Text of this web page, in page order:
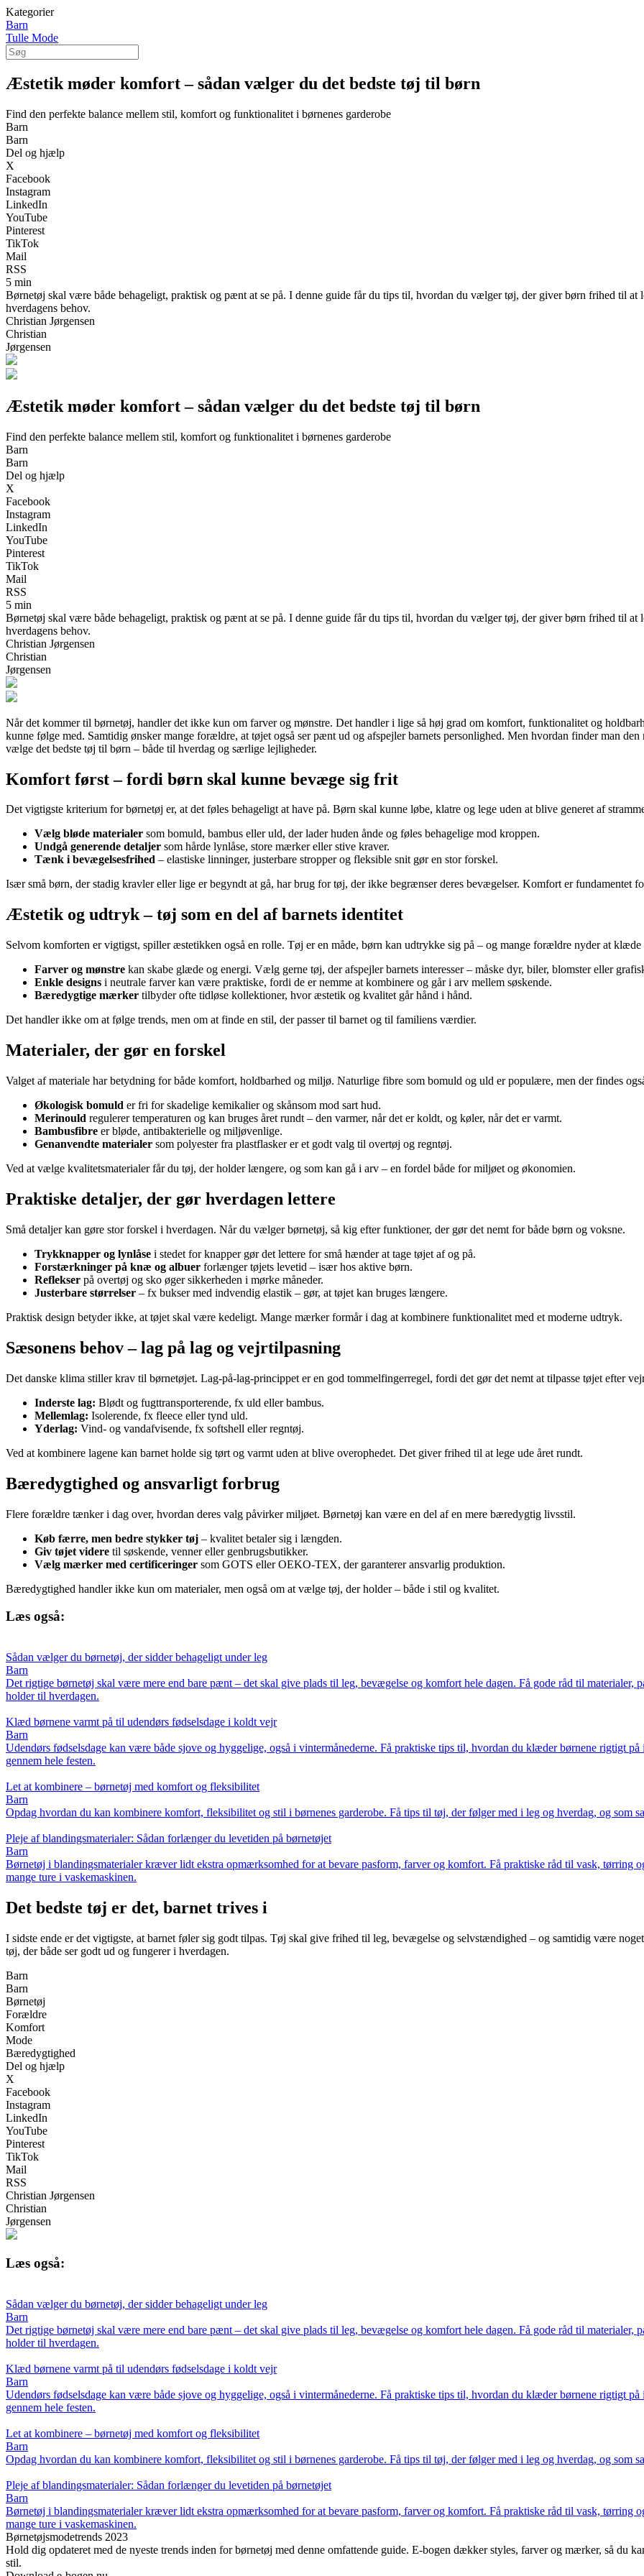
Kategorier
Barn
Tulle Mode
Æstetik møder komfort – sådan vælger du det bedste tøj til børn
Find den perfekte balance mellem stil, komfort og funktionalitet i børnenes garderobe
Barn
Barn
Del og hjælp
X
Facebook
Instagram
LinkedIn
YouTube
Pinterest
TikTok
Mail
RSS
5 min
Børnetøj skal være både behageligt, praktisk og pænt at se på. I denne guide får du tips til, hvordan du vælger tøj, der giver børn frihed til at
hverdagens behov.
Christian Jørgensen
Christian
Jørgensen
Æstetik møder komfort – sådan vælger du det bedste tøj til børn
Find den perfekte balance mellem stil, komfort og funktionalitet i børnenes garderobe
Barn
Barn
Del og hjælp
X
Facebook
Instagram
LinkedIn
YouTube
Pinterest
TikTok
Mail
RSS
5 min
Børnetøj skal være både behageligt, praktisk og pænt at se på. I denne guide får du tips til, hvordan du vælger tøj, der giver børn frihed til at
hverdagens behov.
Christian Jørgensen
Christian
Jørgensen
Når det kommer til børnetøj, handler det ikke kun om farver og mønstre. Det handler i lige så høj grad om komfort, funktionalitet og
kunne følge med. Samtidig ønsker mange forældre, at tøjet også ser pænt ud og afspejler barnets personlighed. Men hvordan finder man
vælge det bedste tøj til børn – både til hverdag og særlige lejligheder.
Komfort først – fordi børn skal kunne bevæge sig frit
Det vigtigste kriterium for børnetøj er, at det føles behageligt at have på. Børn skal kunne løbe, klatre og lege uden at blive generet af
Vælg bløde materialer som bomuld, bambus eller uld, der lader huden ånde og føles behagelige mod kroppen.
Undgå generende detaljer som hårde lynlåse, store mærker eller stive kraver.
Tænk i bevægelsesfrihed – elastiske linninger, justerbare stropper og fleksible snit gør en stor forskel.
Især små børn, der stadig kravler eller lige er begyndt at gå, har brug for tøj, der ikke begrænser deres bevægelser. Komfort er fundamentet
Æstetik og udtryk – tøj som en del af barnets identitet
Selvom komforten er vigtigst, spiller æstetikken også en rolle. Tøj er en måde, børn kan udtrykke sig på – og mange forældre nyder at klæde
Farver og mønstre kan skabe glæde og energi. Vælg gerne tøj, der afspejler barnets interesser – måske dyr, biler, blomster eller
Enkle designs i neutrale farver kan være praktiske, fordi de er nemme at kombinere og går i arv mellem søskende.
Bæredygtige mærker tilbyder ofte tidløse kollektioner, hvor æstetik og kvalitet går hånd i hånd.
Det handler ikke om at følge trends, men om at finde en stil, der passer til barnet og til familiens værdier.
Materialer, der gør en forskel
Valget af materiale har betydning for både komfort, holdbarhed og miljø. Naturlige fibre som bomuld og uld er populære, men der findes
Økologisk bomuld er fri for skadelige kemikalier og skånsom mod sart hud.
Merinould regulerer temperaturen og kan bruges året rundt – den varmer, når det er koldt, og køler, når det er varmt.
Bambusfibre er bløde, antibakterielle og miljøvenlige.
Genanvendte materialer som polyester fra plastflasker er et godt valg til overtøj og regntøj.
Ved at vælge kvalitetsmaterialer får du tøj, der holder længere, og som kan gå i arv – en fordel både for miljøet og økonomien.
Praktiske detaljer, der gør hverdagen lettere
Små detaljer kan gøre stor forskel i hverdagen. Når du vælger børnetøj, så kig efter funktioner, der gør det nemt for både børn og voksne.
Trykknapper og lynlåse i stedet for knapper gør det lettere for små hænder at tage tøjet af og på.
Forstærkninger på knæ og albuer forlænger tøjets levetid – især hos aktive børn.
Reflekser på overtøj og sko øger sikkerheden i mørke måneder.
Justerbare størrelser – fx bukser med indvendig elastik – gør, at tøjet kan bruges længere.
Praktisk design betyder ikke, at tøjet skal være kedeligt. Mange mærker formår i dag at kombinere funktionalitet med et moderne udtryk.
Sæsonens behov – lag på lag og vejrtilpasning
Det danske klima stiller krav til børnetøjet. Lag-på-lag-princippet er en god tommelfingerregel, fordi det gør det nemt at tilpasse tøjet efter
Inderste lag: Blødt og fugttransporterende, fx uld eller bambus.
Mellemlag: Isolerende, fx fleece eller tynd uld.
Yderlag: Vind- og vandafvisende, fx softshell eller regntøj.
Ved at kombinere lagene kan barnet holde sig tørt og varmt uden at blive overophedet. Det giver frihed til at lege ude året rundt.
Bæredygtighed og ansvarligt forbrug
Flere forældre tænker i dag over, hvordan deres valg påvirker miljøet. Børnetøj kan være en del af en mere bæredygtig livsstil.
Køb færre, men bedre stykker tøj – kvalitet betaler sig i længden.
Giv tøjet videre til søskende, venner eller genbrugsbutikker.
Vælg mærker med certificeringer som GOTS eller OEKO-TEX, der garanterer ansvarlig produktion.
Bæredygtighed handler ikke kun om materialer, men også om at vælge tøj, der holder – både i stil og kvalitet.
Læs også:
Sådan vælger du børnetøj, der sidder behageligt under leg
Barn
Det rigtige børnetøj skal være mere end bare pænt – det skal give plads til leg, bevægelse og komfort hele dagen. Få gode råd til materialer,
holder til hverdagen.
Klæd børnene varmt på til udendørs fødselsdage i koldt vejr
Barn
Udendørs fødselsdage kan være både sjove og hyggelige, også i vintermånederne. Få praktiske tips til, hvordan du klæder børnene rigtigt
gennem hele festen.
Let at kombinere – børnetøj med komfort og fleksibilitet
Barn
Opdag hvordan du kan kombinere komfort, fleksibilitet og stil i børnenes garderobe. Få tips til tøj, der følger med i leg og hverdag, og som
Pleje af blandingsmaterialer: Sådan forlænger du levetiden på børnetøjet
Barn
Børnetøj i blandingsmaterialer kræver lidt ekstra opmærksomhed for at bevare pasform, farver og komfort. Få praktiske råd til vask, tørring
mange ture i vaskemaskinen.
Det bedste tøj er det, barnet trives i
I sidste ende er det vigtigste, at barnet føler sig godt tilpas. Tøj skal give frihed til leg, bevægelse og selvstændighed – og samtidig være
tøj, der både ser godt ud og fungerer i hverdagen.
Barn
Barn
Børnetøj
Forældre
Komfort
Mode
Bæredygtighed
Del og hjælp
X
Facebook
Instagram
LinkedIn
YouTube
Pinterest
TikTok
Mail
RSS
Christian Jørgensen
Christian
Jørgensen
Læs også:
Sådan vælger du børnetøj, der sidder behageligt under leg
Barn
Det rigtige børnetøj skal være mere end bare pænt – det skal give plads til leg, bevægelse og komfort hele dagen. Få gode råd til materialer,
holder til hverdagen.
Klæd børnene varmt på til udendørs fødselsdage i koldt vejr
Barn
Udendørs fødselsdage kan være både sjove og hyggelige, også i vintermånederne. Få praktiske tips til, hvordan du klæder børnene rigtigt
gennem hele festen.
Let at kombinere – børnetøj med komfort og fleksibilitet
Barn
Opdag hvordan du kan kombinere komfort, fleksibilitet og stil i børnenes garderobe. Få tips til tøj, der følger med i leg og hverdag, og som
Pleje af blandingsmaterialer: Sådan forlænger du levetiden på børnetøjet
Barn
Børnetøj i blandingsmaterialer kræver lidt ekstra opmærksomhed for at bevare pasform, farver og komfort. Få praktiske råd til vask, tørring
mange ture i vaskemaskinen.
Børnetøjsmodetrends 2023
Hold dig opdateret med de nyeste trends inden for børnetøj med denne omfattende guide. E-bogen dækker styles, farver og mærker, så du
stil.